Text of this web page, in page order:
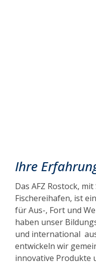
Dozent/-in
Ihre
Das AFZ Rostock,
Fischereihafen, ist
für Aus-, Fort und
haben unser
und international
entwickeln wir
innovative Produkte